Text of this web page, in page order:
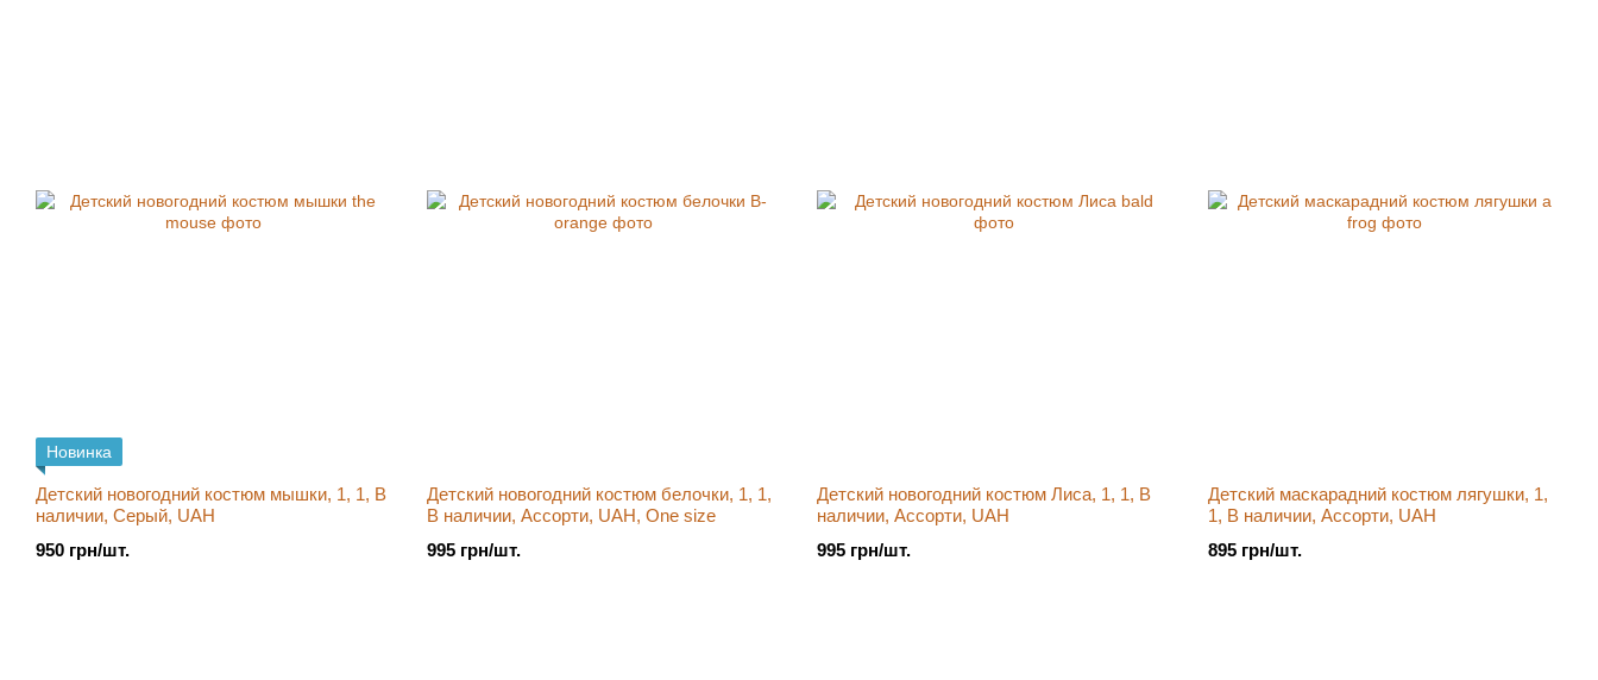
Новинка
Детский новогодний костюм мышки, 1, 1, В
наличии, Серый, UAH
950 грн/шт.
Детский новогодний костюм белочки, 1, 1,
В наличии, Ассорти, UAH, One size
995 грн/шт.
Детский новогодний костюм Лиса, 1, 1, В
наличии, Ассорти, UAH
995 грн/шт.
Детский маскарадний костюм лягушки, 1,
1, В наличии, Ассорти, UAH
895 грн/шт.